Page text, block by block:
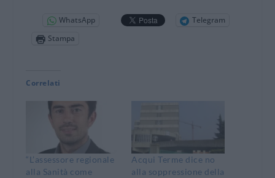
WhatsApp
Telegram
Stampa
Correlati
“L’assessore regionale
alla Sanità come
Acqui Terme dice no
alla soppressione della